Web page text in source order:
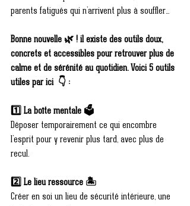
parents fatigués qui n’arrivent plus à souffler...
Bonne nouvelle 🌿 ! il existe des outils doux,
concrets et accessibles pour retrouver plus de
calme et de sérénité au quotidien. Voici 5 outils
utiles par ici  👇 :
1️⃣ La boîte mentale 🗳️
Déposer temporairement ce qui encombre
l’esprit pour y revenir plus tard, avec plus de
recul.
2️⃣ Le lieu ressource 🏝️
Créer en soi un lieu de sécurité intérieure, une